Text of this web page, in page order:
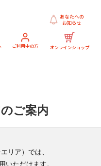
ご利用中の方 オンラインショップ
あなたへの
お知らせ
ご案内
リア）では、
いただけます。